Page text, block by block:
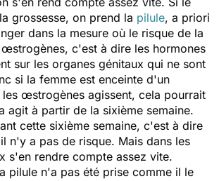
grossesse, on prend la pilule, a priori
dans la mesure où le risque de la
c'est à dire les hormones
sur les organes génitaux qui ne sont
si la femme est enceinte d'un
œstrogènes agissent, cela pourrait
agit à partir de la sixième semaine.
cette sixième semaine, c'est à dire
n'y a pas de risque. Mais dans les
s'en rendre compte assez vite.
pilule n'a pas été prise comme il le